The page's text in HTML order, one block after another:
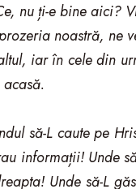
nu ți-e bine aici?
noastră, ne
iar în cele din
să-L caute pe
informații! Unde
Unde să-L